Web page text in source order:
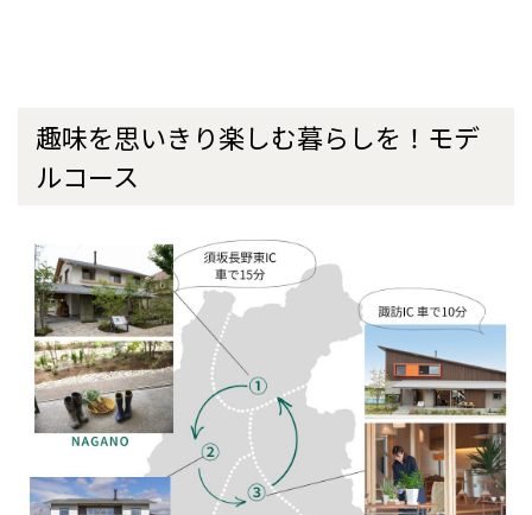
趣味を思いきり楽しむ暮らしを！モデ
ルコース